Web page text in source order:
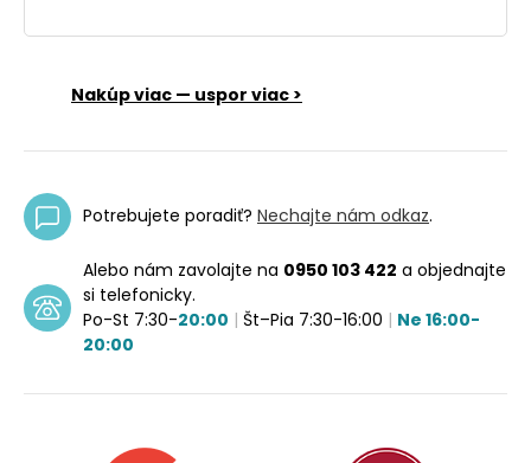
Nakúp viac — uspor viac >
Potrebujete poradiť? Nechajte nám odkaz.
Alebo nám zavolajte na 0950 103 422 a objednajte
si telefonicky.
Po-St 7:30-20:00 | Št–Pia 7:30-16:00 | Ne 16:00-
20:00